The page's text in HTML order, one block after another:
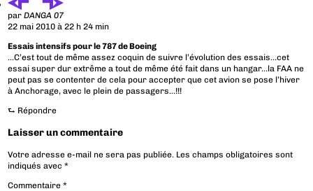
parDANGA 07
22 mai 2010 à 22 h 24 min
Essais intensifs pour le 787 de Boeing
…C’est tout de même assez coquin de suivre l’évolution des essais…cet
essai super dur extrême a tout de même été fait dans un hangar…la FAA ne
peut pas se contenter de cela pour accepter que cet avion se pose l’hiver
à Anchorage, avec le plein de passagers…!!!
⮑ Répondre
Laisser un commentaire
Votre adresse e-mail ne sera pas publiée. Les champs obligatoires sont
indiqués avec*
Commentaire*